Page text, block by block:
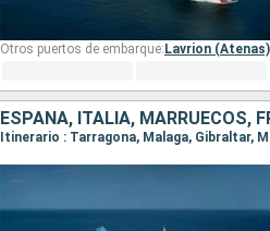
Otros puertos de embarque: Lavrion (Atenas)
ESPAÑA, ITALIA, MARRUECOS,